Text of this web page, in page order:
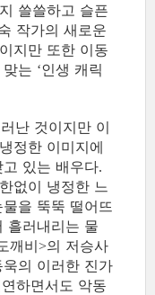
쓸쓸하고 슬픈
작가의 새로운
지만 또한 이동
는 ‘인생 캐릭
난 것이지만 이
정한 이미지에
있는 배우다.
없이 냉정한 느
을 뚝뚝 떨어뜨
흘러내리는 물
깨비>의 저승사
의 이러한 진가
하면서도 악동